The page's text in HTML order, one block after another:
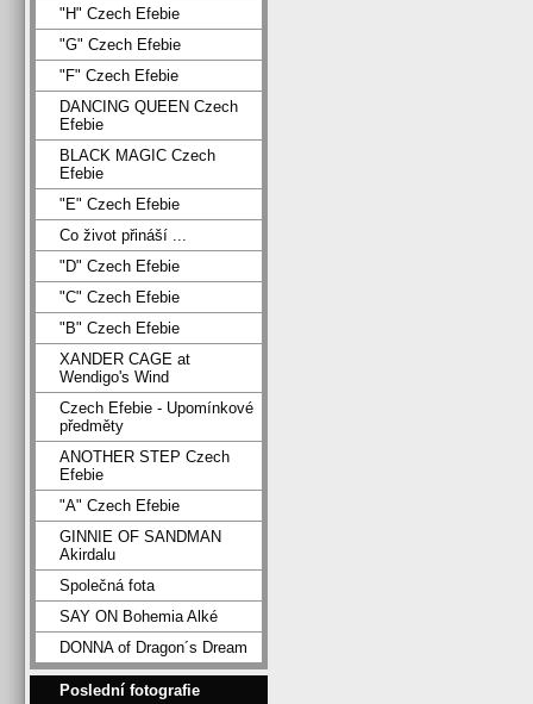
"H" Czech Efebie
"G" Czech Efebie
"F" Czech Efebie
DANCING QUEEN Czech
Efebie
BLACK MAGIC Czech
Efebie
"E" Czech Efebie
Co život přináší ...
"D" Czech Efebie
"C" Czech Efebie
"B" Czech Efebie
XANDER CAGE at
Wendigo's Wind
Czech Efebie - Upomínkové
předměty
ANOTHER STEP Czech
Efebie
"A" Czech Efebie
GINNIE OF SANDMAN
Akirdalu
Společná fota
SAY ON Bohemia Alké
DONNA of Dragon´s Dream
Poslední fotografie